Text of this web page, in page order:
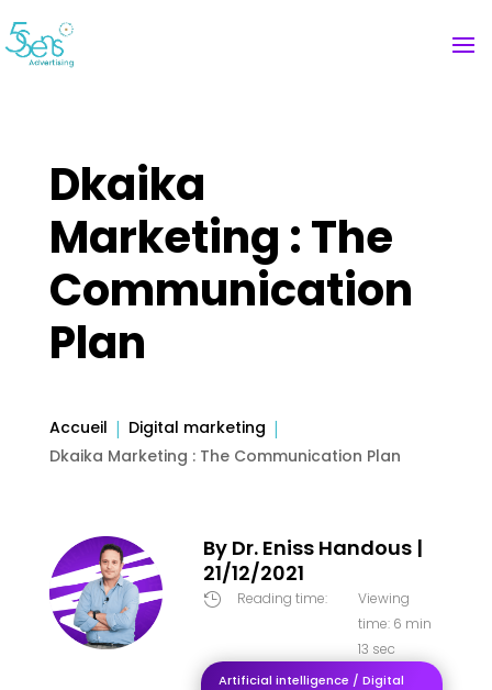
Dkaika
Marketing : The
Communication
Plan
Accueil
Digital marketing
Dkaika Marketing : The Communication Plan
By Dr. Eniss Handous|
21/12/2021
 Reading time:
Viewing
time: 6 min
13 sec
Artificial intelligence / Digital